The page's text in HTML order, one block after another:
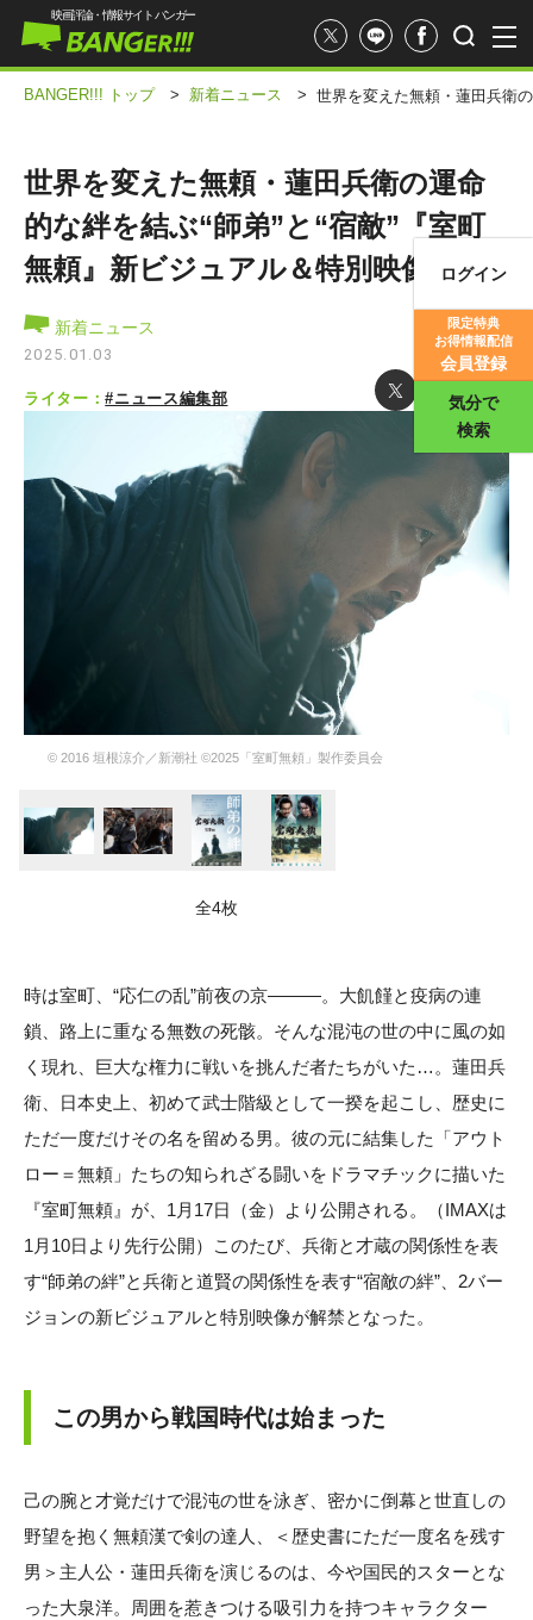
映画評論・情報サイト バンガー
ログイン
限定特典
お得情報配信
会員登録
気分で
検索
BANGER!!! トップ > 新着ニュース > 世界を変えた無頼・蓮田兵衛
世界を変えた無頼・蓮田兵衛の運命
的な絆を結ぶ“師弟”と“宿敵”『室町
無頼』新ビジュアル＆特別映像
新着ニュース
2025.01.03
ライター：#ニュース編集部
© 2016 垣根涼介／新潮社 ©2025「室町無頼」製作委員会
全4枚
時は室町、“応仁の乱”前夜の京———。大飢饉と疫病の連
鎖、路上に重なる無数の死骸。そんな混沌の世の中に風の如
く現れ、巨大な権力に戦いを挑んだ者たちがいた…。蓮田兵
衛、日本史上、初めて武士階級として一揆を起こし、歴史に
ただ一度だけその名を留める男。彼の元に結集した「アウト
ロー＝無頼」たちの知られざる闘いをドラマチックに描いた
『室町無頼』が、1月17日（金）より公開される。（IMAXは
1月10日より先行公開）このたび、兵衛と才蔵の関係性を表
す“師弟の絆”と兵衛と道賢の関係性を表す“宿敵の絆”、2バー
ジョンの新ビジュアルと特別映像が解禁となった。
この男から戦国時代は始まった
己の腕と才覚だけで混沌の世を泳ぎ、密かに倒幕と世直しの
野望を抱く無頼漢で剣の達人、＜歴史書にただ一度名を残す
男＞主人公・蓮田兵衛を演じるのは、今や国民的スターとな
った大泉洋。周囲を惹きつける吸引力を持つキャラクター